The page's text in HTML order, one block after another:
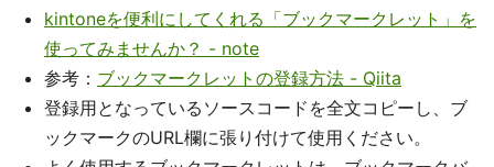
kintoneを便利にしてくれる「ブックマークレット」を
使ってみませんか？ - note
参考： ブックマークレットの登録方法 - Qiita
登録用となっているソースコードを全文コピーし、ブ
ックマークのURL欄に張り付けて使用ください。